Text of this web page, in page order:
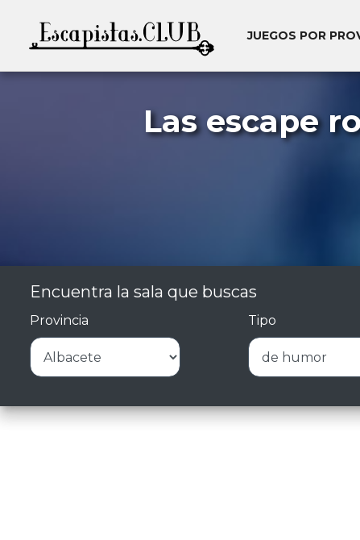
JUEGOS POR
Las escape
Encuentra la sala que buscas
Provincia Tipo